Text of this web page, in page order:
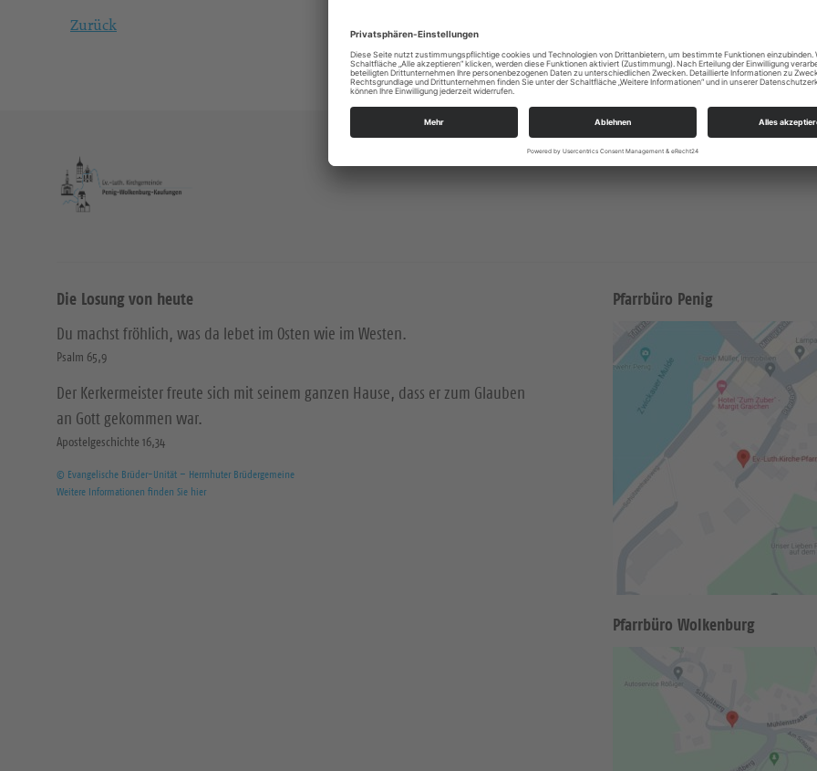
Zurück
Die Losung von heute
Du machst fröhlich, was da lebet im Osten wie im Westen.
Psalm 65,9
Der Kerkermeister freute sich mit seinem ganzen Hause, dass er zum Glauben
an Gott gekommen war.
Apostelgeschichte 16,34
© Evangelische Brüder-Unität – Herrnhuter Brüdergemeine
Weitere Informationen finden Sie hier
Pfarrbüro Penig
Pfarrbüro Wolkenburg